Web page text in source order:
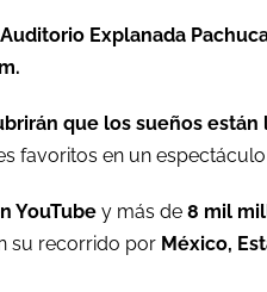
Auditorio Explanada
que los sueños
favoritos en un
YouTube y más de 8 mil
su recorrido por México,